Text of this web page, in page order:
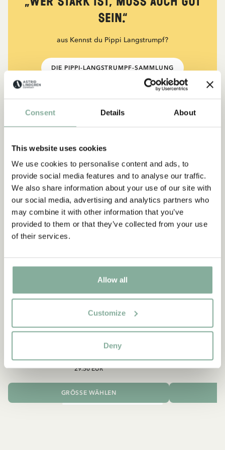
Consent Details About
This website uses cookies
We use cookies to personalise content and ads, to
provide social media features and to analyse our traffic.
We also share information about your use of our site with
our social media, advertising and analytics partners who
may combine it with other information that you’ve
provided to them or that they’ve collected from your use
of their services.
Allow all
Customize
Deny
sein.“
aus Kennst du Pippi Langstrumpf?
DIE PIPPI-LANGSTRUMPF-SAMMLUNG
NEU
Shirt Pippi Langstrumpf mit Goldkoffer –
PIPPI LANGSTRUMPF
29.50 EUR
GRÖSSE WÄHLEN
-15%